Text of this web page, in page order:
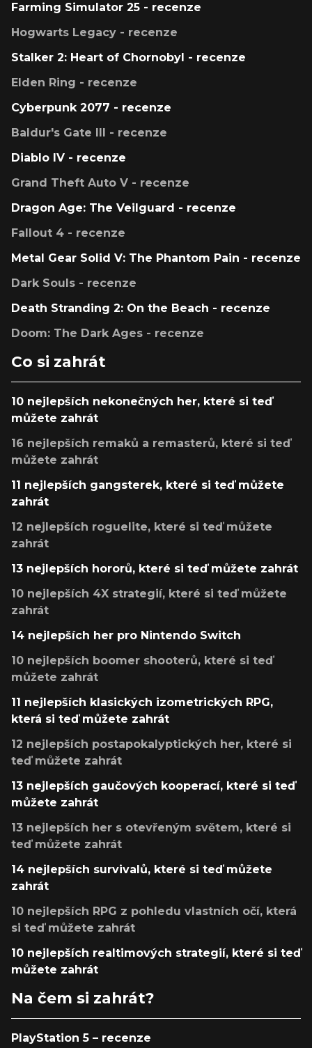
Farming Simulator 25 - recenze
Hogwarts Legacy - recenze
Stalker 2: Heart of Chornobyl - recenze
Elden Ring - recenze
Cyberpunk 2077 - recenze
Baldur's Gate III - recenze
Diablo IV - recenze
Grand Theft Auto V - recenze
Dragon Age: The Veilguard - recenze
Fallout 4 - recenze
Metal Gear Solid V: The Phantom Pain - recenze
Dark Souls - recenze
Death Stranding 2: On the Beach - recenze
Doom: The Dark Ages - recenze
Co si zahrát
10 nejlepších nekonečných her, které si teď
můžete zahrát
16 nejlepších remaků a remasterů, které si teď
můžete zahrát
11 nejlepších gangsterek, které si teď můžete
zahrát
12 nejlepších roguelite, které si teď můžete
zahrát
13 nejlepších hororů, které si teď můžete zahrát
10 nejlepších 4X strategií, které si teď můžete
zahrát
14 nejlepších her pro Nintendo Switch
10 nejlepších boomer shooterů, které si teď
můžete zahrát
11 nejlepších klasických izometrických RPG,
která si teď můžete zahrát
12 nejlepších postapokalyptických her, které si
teď můžete zahrát
13 nejlepších gaučových kooperací, které si teď
můžete zahrát
13 nejlepších her s otevřeným světem, které si
teď můžete zahrát
14 nejlepších survivalů, které si teď můžete
zahrát
10 nejlepších RPG z pohledu vlastních očí, která
si teď můžete zahrát
10 nejlepších realtimových strategií, které si teď
můžete zahrát
Na čem si zahrát?
PlayStation 5 – recenze